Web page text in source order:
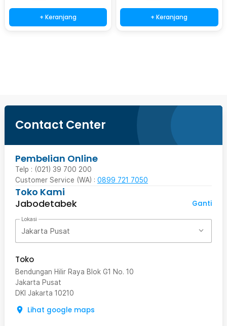
+ Keranjang + Keranjang
Contact Center
Pembelian Online
Telp : (021) 39 700 200
Customer Service (WA) : 0899 721 7050
Toko Kami
Jabodetabek
Ganti
Lokasi
Jakarta Pusat
Toko
Bendungan Hilir Raya Blok G1 No. 10
Jakarta Pusat
DKI Jakarta 10210
Lihat google maps